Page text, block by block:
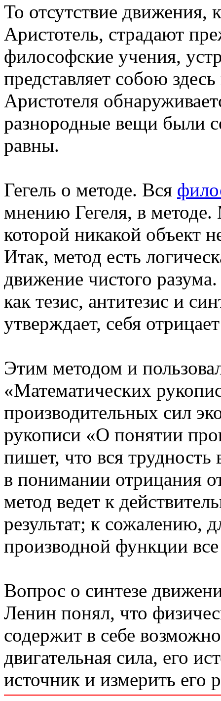
То отсутствие движения,
Аристотель, страдают
философские учения,
представляет собою
Аристотеля
разнородные вещи были
равны.
Гегель о методе. Вся
мнению Гегеля, в методе.
которой никакой объект
Итак, метод есть
движение чистого
как тезис, антитезис и
утверждает, себя
Этим методом и
«Математических
производительных сил
рукописи «О понятии
пишет, что вся
в понимании отрицания
метод ведет к
результат; к сожалению,
производной функции все
Вопрос о синтезе
Ленин понял, что
содержит в себе
двигательная сила, его
источник и измерить его